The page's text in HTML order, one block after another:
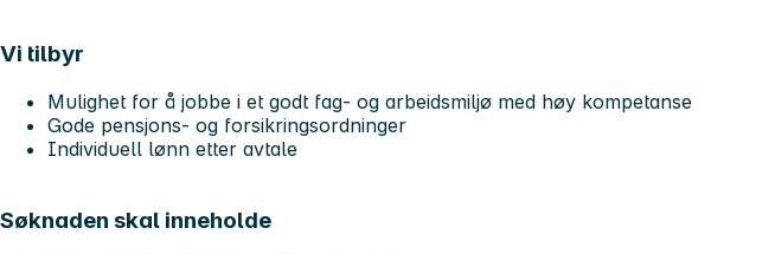
Vi tilbyr
Mulighet for å jobbe i et godt fag- og arbeidsmiljø med høy kompetanse
Gode pensjons- og forsikringsordninger
Individuell lønn etter avtale
Søknaden skal inneholde